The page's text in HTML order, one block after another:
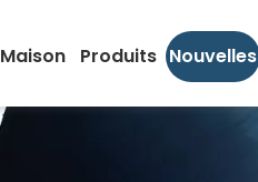
Maison Produits Nouvelles